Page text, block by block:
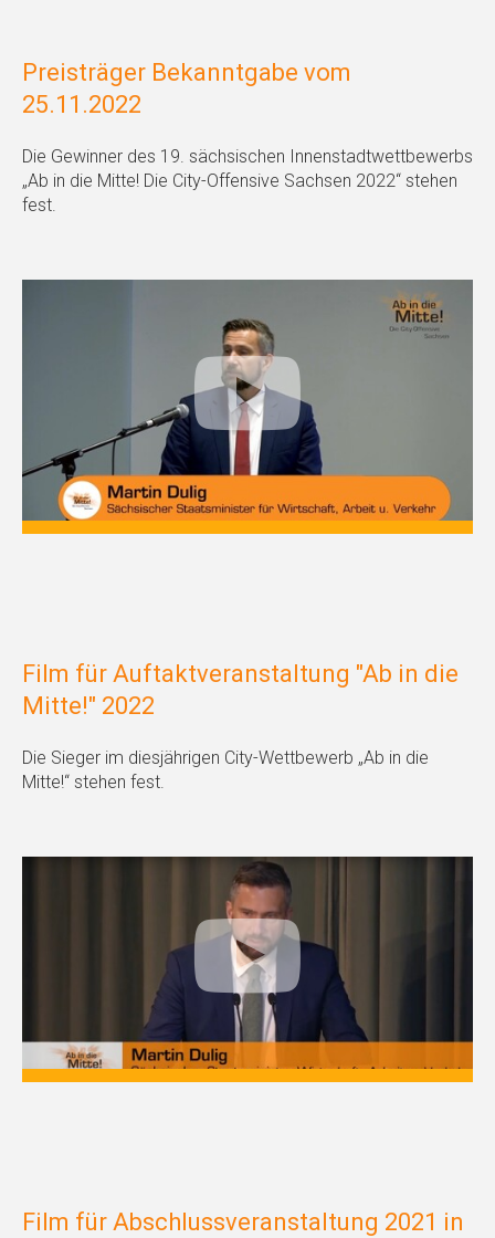
Preisträger Bekanntgabe vom
25.11.2022
Die Gewinner des 19. sächsischen Innenstadtwettbewerbs
„Ab in die Mitte! Die City-Offensive Sachsen 2022“ stehen
fest.
Film für Auftaktveranstaltung "Ab in die
Mitte!" 2022
Die Sieger im diesjährigen City-Wettbewerb „Ab in die
Mitte!“ stehen fest.
Film für Abschlussveranstaltung 2021 in